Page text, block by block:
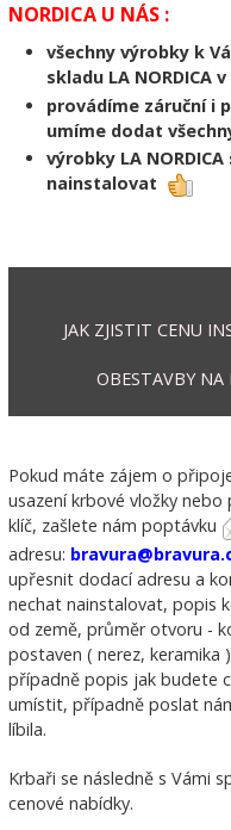
NORDICA U NÁS :
všechny výrobky k
skladu LA NORDICA
provádíme záruční i
umíme dodat
výrobky LA
nainstalovat
JAK ZJISTIT CENU
OBESTAVBY NA
Pokud máte zájem o
usazení krbové vložky
klíč, zašlete nám poptávku
adresu:
upřesnit dodací adresu a
nechat nainstalovat, popis
od země, průměr otvoru -
postaven ( nerez,
případně popis jak budete
umístit, případně poslat
líbila.
Krbaři se následně s Vámi
cenové nabídky.